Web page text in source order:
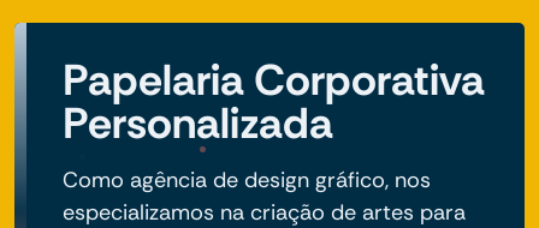
Papelaria Corporativa
Personalizada
Como agência de design gráfico, nos
especializamos na criação de artes para